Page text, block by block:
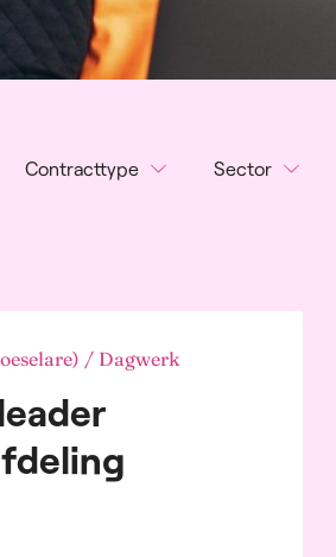
Contracttype
3-ploegenstelsel
Sector
Andere
/ Dagwerk